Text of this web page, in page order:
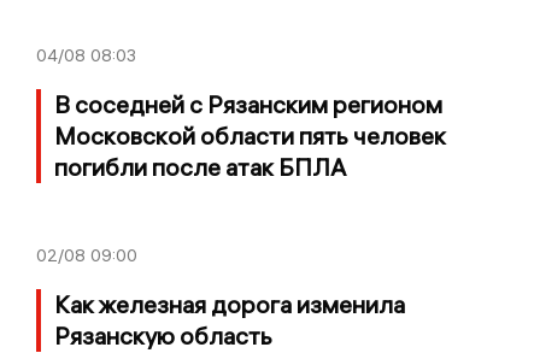
04/08 08:03
В соседней с Рязанским регионом
Московской области пять человек
погибли после атак БПЛА
02/08 09:00
Как железная дорога изменила
Рязанскую область